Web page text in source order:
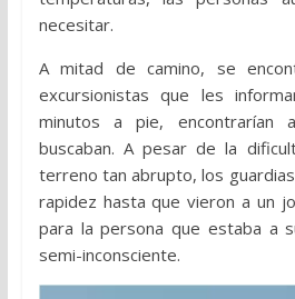
necesitar.
A mitad de camino, se
excursionistas que les
minutos a pie, encontrarían
buscaban. A pesar de la
terreno tan abrupto, los
rapidez hasta que vieron a un
para la persona que estaba a
semi-inconsciente.